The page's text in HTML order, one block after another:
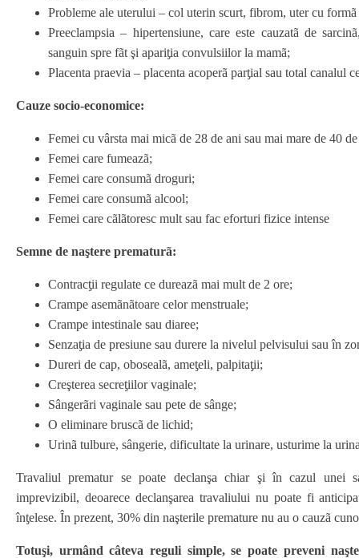
Probleme ale uterului – col uterin scurt, fibrom, uter cu formã
Preeclampsia – hipertensiune, care este cauzatã de
sanguin spre fãt şi apariƫia convulsiilor la mamã;
Placenta praevia – placenta acoperã parƫial sau total canalul
Cauze socio-economice:
Femei cu vârsta mai micã de 28 de ani sau mai mare de 40
Femei care fumeazã;
Femei care consumã droguri;
Femei care consumã alcool;
Femei care cãlãtoresc mult sau fac eforturi fizice intense
Semne de naştere prematurã:
Contracƫii regulate ce dureazã mai mult de 2 ore;
Crampe asemãnãtoare celor menstruale;
Crampe intestinale sau diaree;
Senzaƫia de presiune sau durere la nivelul pelvisului sau în
Dureri de cap, obosealã, ameƫeli, palpitaƫii;
Creşterea secreƫiilor vaginale;
Sângerãri vaginale sau pete de sânge;
O eliminare bruscã de lichid;
Urinã tulbure, sângerie, dificultate la urinare, usturime la
Travaliul prematur se poate declanşa chiar şi în cazul unei
imprevizibil, deoarece declanşarea travaliului nu poate fi
înƫelese. În prezent, 30% din naşterile premature nu au o cauzã
Totuşi, urmând câteva reguli simple, se poate preveni